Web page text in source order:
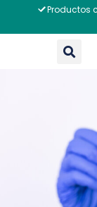
Productos